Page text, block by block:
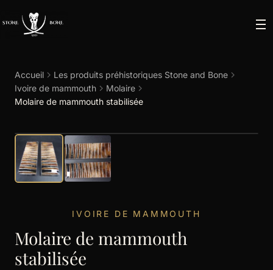
Accueil
Les produits préhistoriques Stone and Bone
Ivoire de mammouth
Molaire
Molaire de mammouth stabilisée
IVOIRE DE MAMMOUTH
Molaire de mammouth
stabilisée